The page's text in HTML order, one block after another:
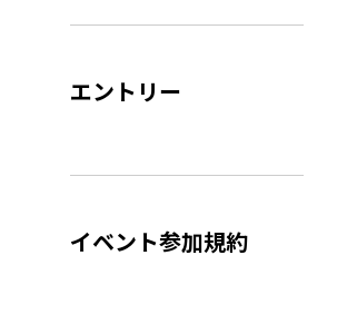
エントリー
イベント参加規約